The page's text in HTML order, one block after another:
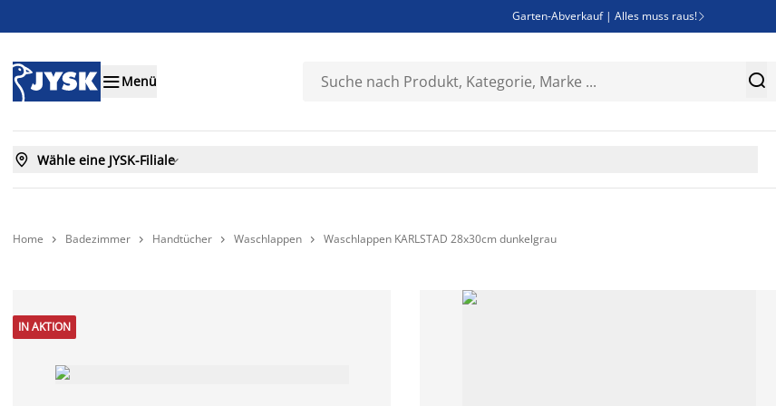
Garten-Abverkauf | Alles muss raus! 
Bist du Unternehmer? Entdecke JYSK-B2B
Menü 
 Wähle eine JYSK-Filiale
Home  Badezimmer  Handtücher  Waschlappen  Waschlappen KARLSTAD 28x30cm dunkelgrau
IN AKTION